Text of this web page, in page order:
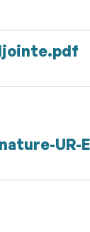
UR-